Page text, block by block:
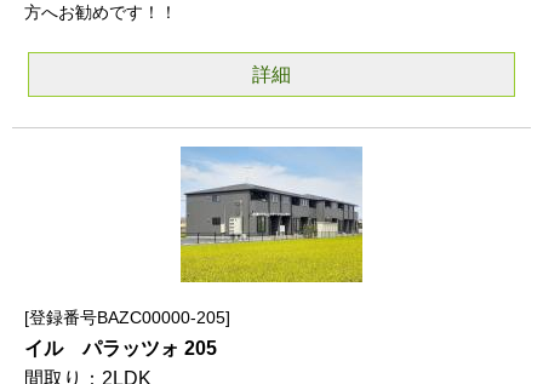
方へお勧めです！！
詳細
登録番号BAZC00000-205
イル パラッツォ 205
2LDK